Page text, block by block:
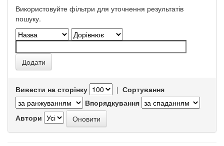
Використовуйте фільтри для уточнення результатів
пошуку.
Вивести на сторінку | Сортування
Впорядкування
Автори